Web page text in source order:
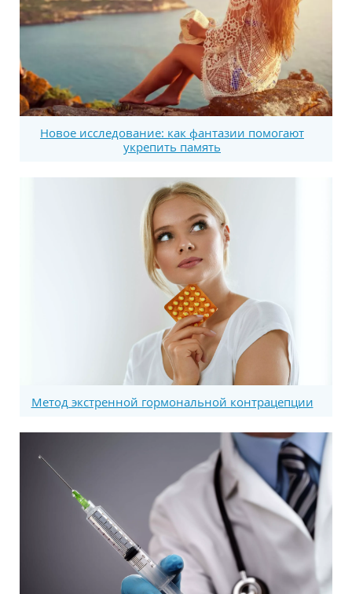
Новое исследование: как фантазии помогают
укрепить память
Метод экстренной гормональной контрацепции